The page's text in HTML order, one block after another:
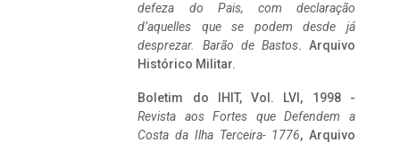
defeza do Pais, com declaração
d’aquelles que se podem desde já
desprezar. Barão de Bastos. Arquivo
Histórico Militar.
Boletim do IHIT, Vol. LVI, 1998 -
Revista aos Fortes que Defendem a
Costa da Ilha Terceira- 1776, Arquivo